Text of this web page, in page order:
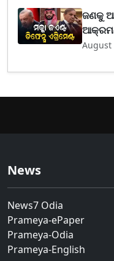
ଜଣକୁ
August
News
News7 Odia
Prameya-ePaper
Prameya-Odia
Prameya-English